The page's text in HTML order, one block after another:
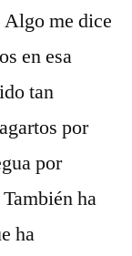
Algo me dice
en esa
tan
por
por
ha
ha